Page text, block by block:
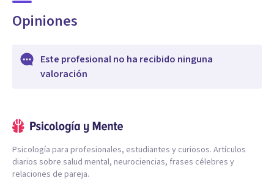
Opiniones
Este profesional no ha recibido ninguna
valoración
Psicología para profesionales, estudiantes y curiosos. Artículos
diarios sobre salud mental, neurociencias, frases célebres y
relaciones de pareja.